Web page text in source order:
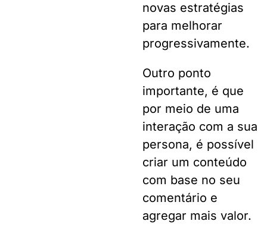
novas estratégias
para melhorar
progressivamente.
Outro ponto
importante, é que
por meio de uma
interação com a sua
persona, é possível
criar um conteúdo
com base no seu
comentário e
agregar mais valor.